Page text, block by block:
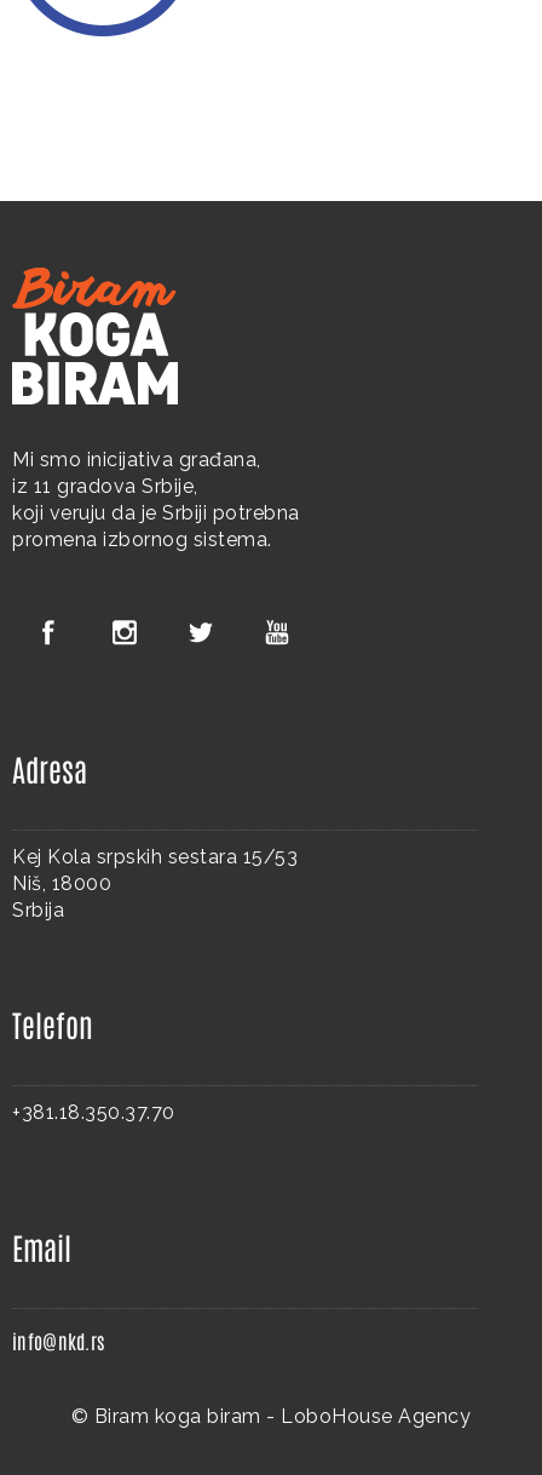
Mi smo inicijativa građana,
iz 11 gradova Srbije,
koji veruju da je Srbiji potrebna
promena izbornog sistema.
Adresa
Kej Kola srpskih sestara 15/53
Niš, 18000
Srbija
Telefon
+381.18.350.37.70
Email
info@nkd.rs
© Biram koga biram - LoboHouse Agency